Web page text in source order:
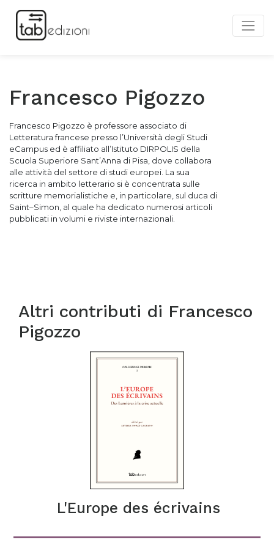
Francesco Pigozzo
Francesco Pigozzo è professore associato di
Letteratura francese presso l’Università degli Studi
eCampus ed è affiliato all’Istituto DIRPOLIS della
Scuola Superiore Sant’Anna di Pisa, dove collabora
alle attività del settore di studi europei. La sua
ricerca in ambito letterario si è concentrata sulle
scritture memorialistiche e, in particolare, sul duca di
Saint–Simon, al quale ha dedicato numerosi articoli
pubblicati in volumi e riviste internazionali.
Altri contributi di Francesco
Pigozzo
L'Europe des écrivains